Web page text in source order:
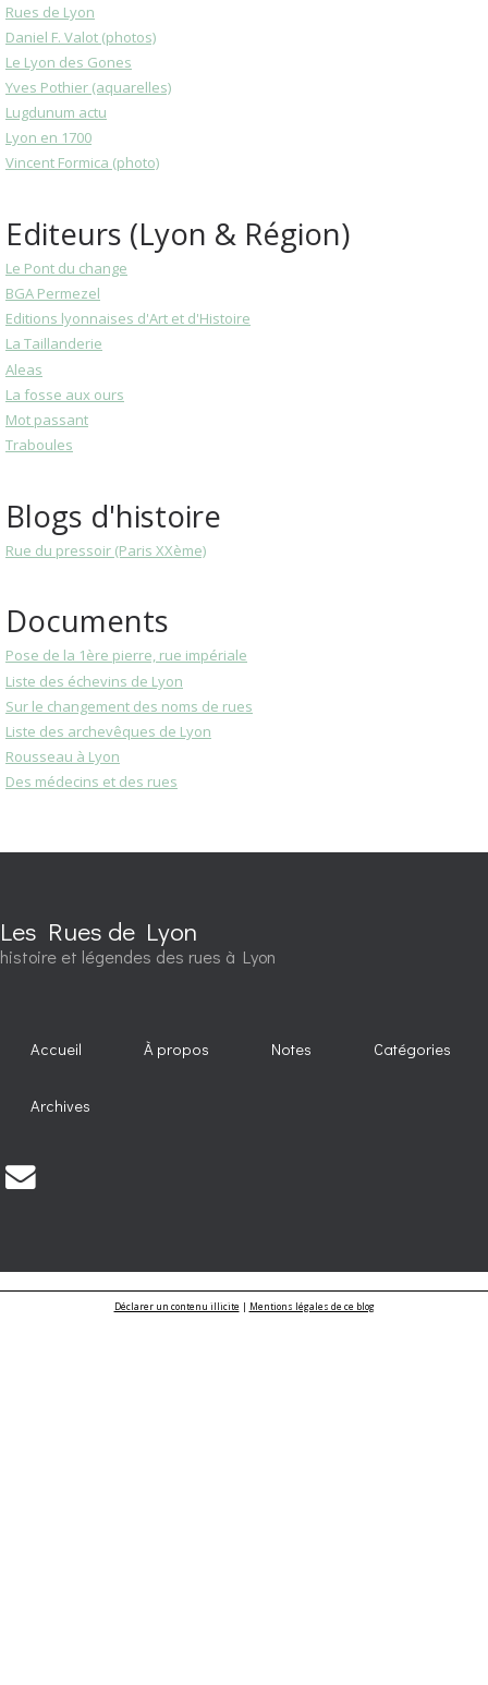
Rues de Lyon
Daniel F. Valot (photos)
Le Lyon des Gones
Yves Pothier (aquarelles)
Lugdunum actu
Lyon en 1700
Vincent Formica (photo)
Editeurs (Lyon & Région)
Le Pont du change
BGA Permezel
Editions lyonnaises d'Art et d'Histoire
La Taillanderie
Aleas
La fosse aux ours
Mot passant
Traboules
Blogs d'histoire
Rue du pressoir (Paris XXème)
Documents
Pose de la 1ère pierre, rue impériale
Liste des échevins de Lyon
Sur le changement des noms de rues
Liste des archevêques de Lyon
Rousseau à Lyon
Des médecins et des rues
Les Rues de Lyon
histoire et légendes des rues à Lyon
Accueil À propos Notes Catégories
Archives
Déclarer un contenu illicite| Mentions légales de ce blog